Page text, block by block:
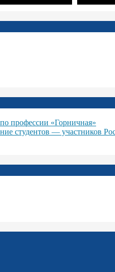
профессии «Горничная»
студентов — участников